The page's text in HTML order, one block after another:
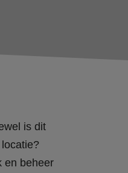
is dit
en beheer